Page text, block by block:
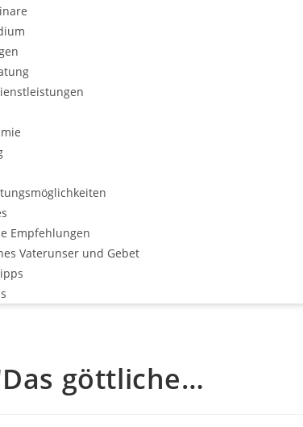
Empfehlungen
Vaterunser und Gebet
göttliche…